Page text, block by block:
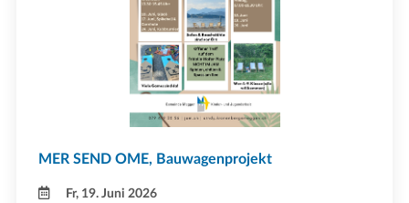
MER SEND OME, Bauwagenprojekt
Fr, 19. Juni 2026